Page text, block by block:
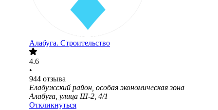
Алабуга. Строительство
4.6
•
944 отзыва
Елабужский район, особая экономическая зона
Алабуга, улица Ш-2, 4/1
Откликнуться